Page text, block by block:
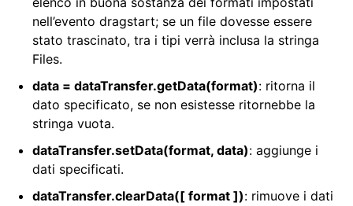
nell’evento dragstart; se un file dovesse essere
stato trascinato, tra i tipi verrà inclusa la stringa
Files.
data = dataTransfer.getData(format): ritorna il
dato specificato, se non esistesse ritornebbe la
stringa vuota.
dataTransfer.setData(format, data): aggiunge i
dati specificati.
dataTransfer.clearData([ format ]): rimuove i dati